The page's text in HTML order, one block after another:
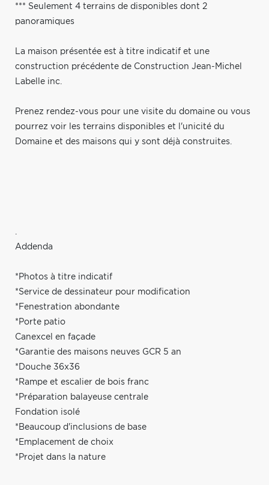
*** Seulement 4 terrains de disponibles dont 2
panoramiques
La maison présentée est à titre indicatif et une
construction précédente de Construction Jean-Michel
Labelle inc.
Prenez rendez-vous pour une visite du domaine ou vous
pourrez voir les terrains disponibles et l'unicité du
Domaine et des maisons qui y sont déjà construites.
.
Addenda
*Photos à titre indicatif
*Service de dessinateur pour modification
*Fenestration abondante
*Porte patio
Canexcel en façade
*Garantie des maisons neuves GCR 5 an
*Douche 36x36
*Rampe et escalier de bois franc
*Préparation balayeuse centrale
Fondation isolé
*Beaucoup d'inclusions de base
*Emplacement de choix
*Projet dans la nature